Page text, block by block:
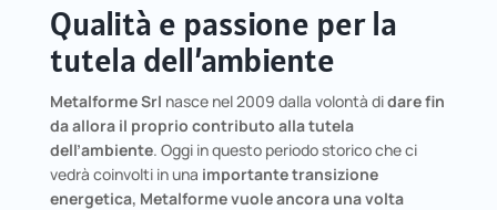
Qualità e passione per la
tutela dell’ambiente
Metalforme Srl nasce nel 2009 dalla volontà didarefin
da allora il proprio contributo alla tutela
dell’ambiente. Oggi in questo periodo storico che ci
vedrà coinvolti in una importante transizione
energetica, Metalformevuole ancora una volta